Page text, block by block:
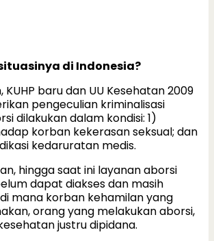
di Indonesia?
KUHP baru dan UU Kesehatan 2009
pengeculian kriminalisasi
dilakukan dalam kondisi: 1)
korban kekerasan seksual; dan
kedaruratan medis.
hingga saat ini layanan aborsi
dapat diakses dan masih
mana korban kehamilan yang
orang yang melakukan aborsi,
justru dipidana.